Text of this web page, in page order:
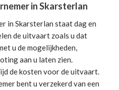
in Skarsterlan
in Skarsterlan staat dag en
de uitvaart zoals u dat
u de mogelijkheden,
aan u laten zien.
de kosten voor de uitvaart.
bent u verzekerd van een